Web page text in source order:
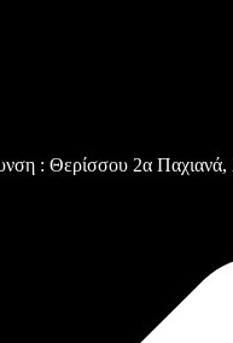
: Θερίσσου 2α